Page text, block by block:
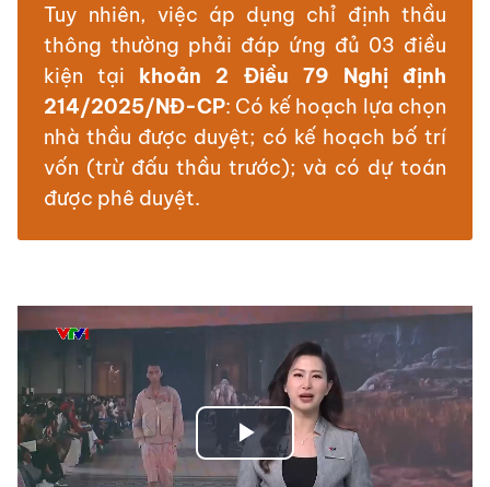
Tuy nhiên, việc áp dụng chỉ định thầu
thông thường phải đáp ứng đủ 03 điều
kiện tại khoản 2 Điều 79 Nghị định
214/2025/NĐ-CP: Có kế hoạch lựa chọn
nhà thầu được duyệt; có kế hoạch bố trí
vốn (trừ đấu thầu trước); và có dự toán
được phê duyệt.
Play